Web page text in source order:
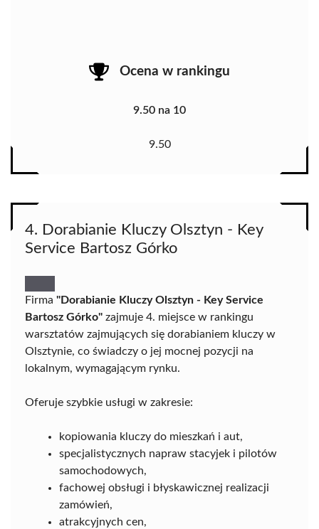
Ocena w rankingu
9.50 na 10
9.50
4. Dorabianie Kluczy Olsztyn - Key
Service Bartosz Górko
Firma "Dorabianie Kluczy Olsztyn - Key Service
Bartosz Górko" zajmuje 4. miejsce w rankingu
warsztatów zajmujących się dorabianiem kluczy w
Olsztynie, co świadczy o jej mocnej pozycji na
lokalnym, wymagającym rynku.
Oferuje szybkie usługi w zakresie:
kopiowania kluczy do mieszkań i aut,
specjalistycznych napraw stacyjek i pilotów
samochodowych,
fachowej obsługi i błyskawicznej realizacji
zamówień,
atrakcyjnych cen,